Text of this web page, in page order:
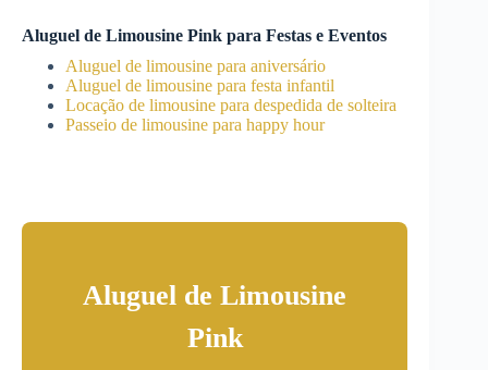
Aluguel de Limousine Pink para Festas e Eventos
Aluguel de limousine para aniversário
Aluguel de limousine para festa infantil
Locação de limousine para despedida de solteira
Passeio de limousine para happy hour
Aluguel de Limousine
Pink